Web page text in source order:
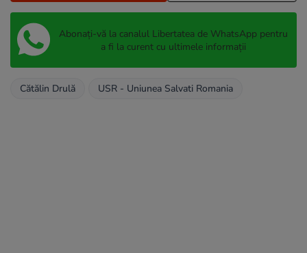
Abonați-vă la canalul Libertatea de WhatsApp pentru
a fi la curent cu ultimele informații
Cătălin Drulă USR - Uniunea Salvati Romania